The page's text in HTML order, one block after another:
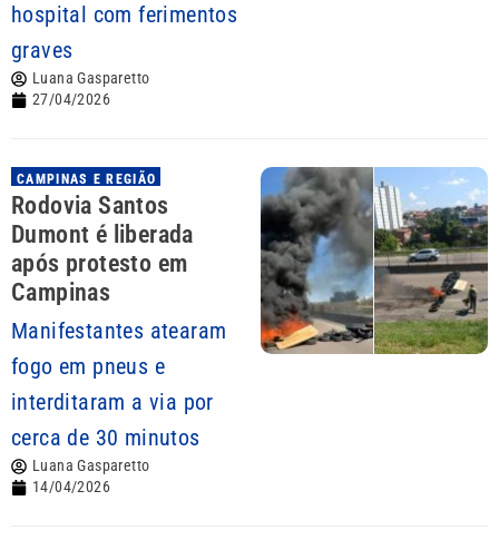
hospital com ferimentos
graves
Luana Gasparetto
27/04/2026
CAMPINAS E REGIÃO
Rodovia Santos
Dumont é liberada
após protesto em
Campinas
Manifestantes atearam
fogo em pneus e
interditaram a via por
cerca de 30 minutos
Luana Gasparetto
14/04/2026